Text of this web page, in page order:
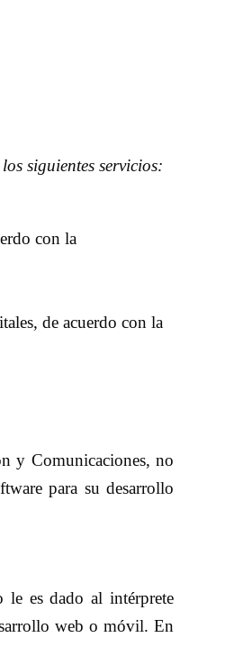
siguientes servicios:
con la
de acuerdo con la
y Comunicaciones, no
para su desarrollo
es dado al intérprete
web o móvil. En